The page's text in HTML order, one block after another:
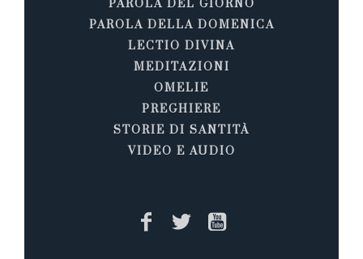
PAROLA DEL GIORNO
PAROLA DELLA DOMENICA
LECTIO DIVINA
MEDITAZIONI
OMELIE
PREGHIERE
STORIE DI SANTITÀ
VIDEO E AUDIO